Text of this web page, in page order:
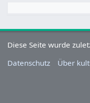
Diese Seite wurde
Datenschutz
Über